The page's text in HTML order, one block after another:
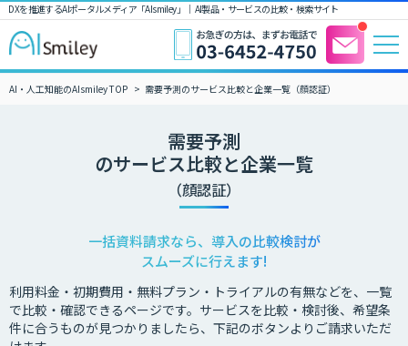
DXを推進するAIポータルメディア「AIsmiley」｜ AI製品・サービスの比較・検索サイト
AI・人工知能のAIsmiley TOP 需要予測のサービス比較と企業一覧（顔認証）
需要予測
のサービス比較と企業一覧
（顔認証）
一括資料請求なら、導入の比較検討が
スムーズに行えます!
利用料金・初期費用・無料プラン・トライアルの有無などを、一覧
で比較・確認できるページです。サービスを比較・検討後、希望条
件に合うものが見つかりましたら、下記のボタンよりご請求いただ